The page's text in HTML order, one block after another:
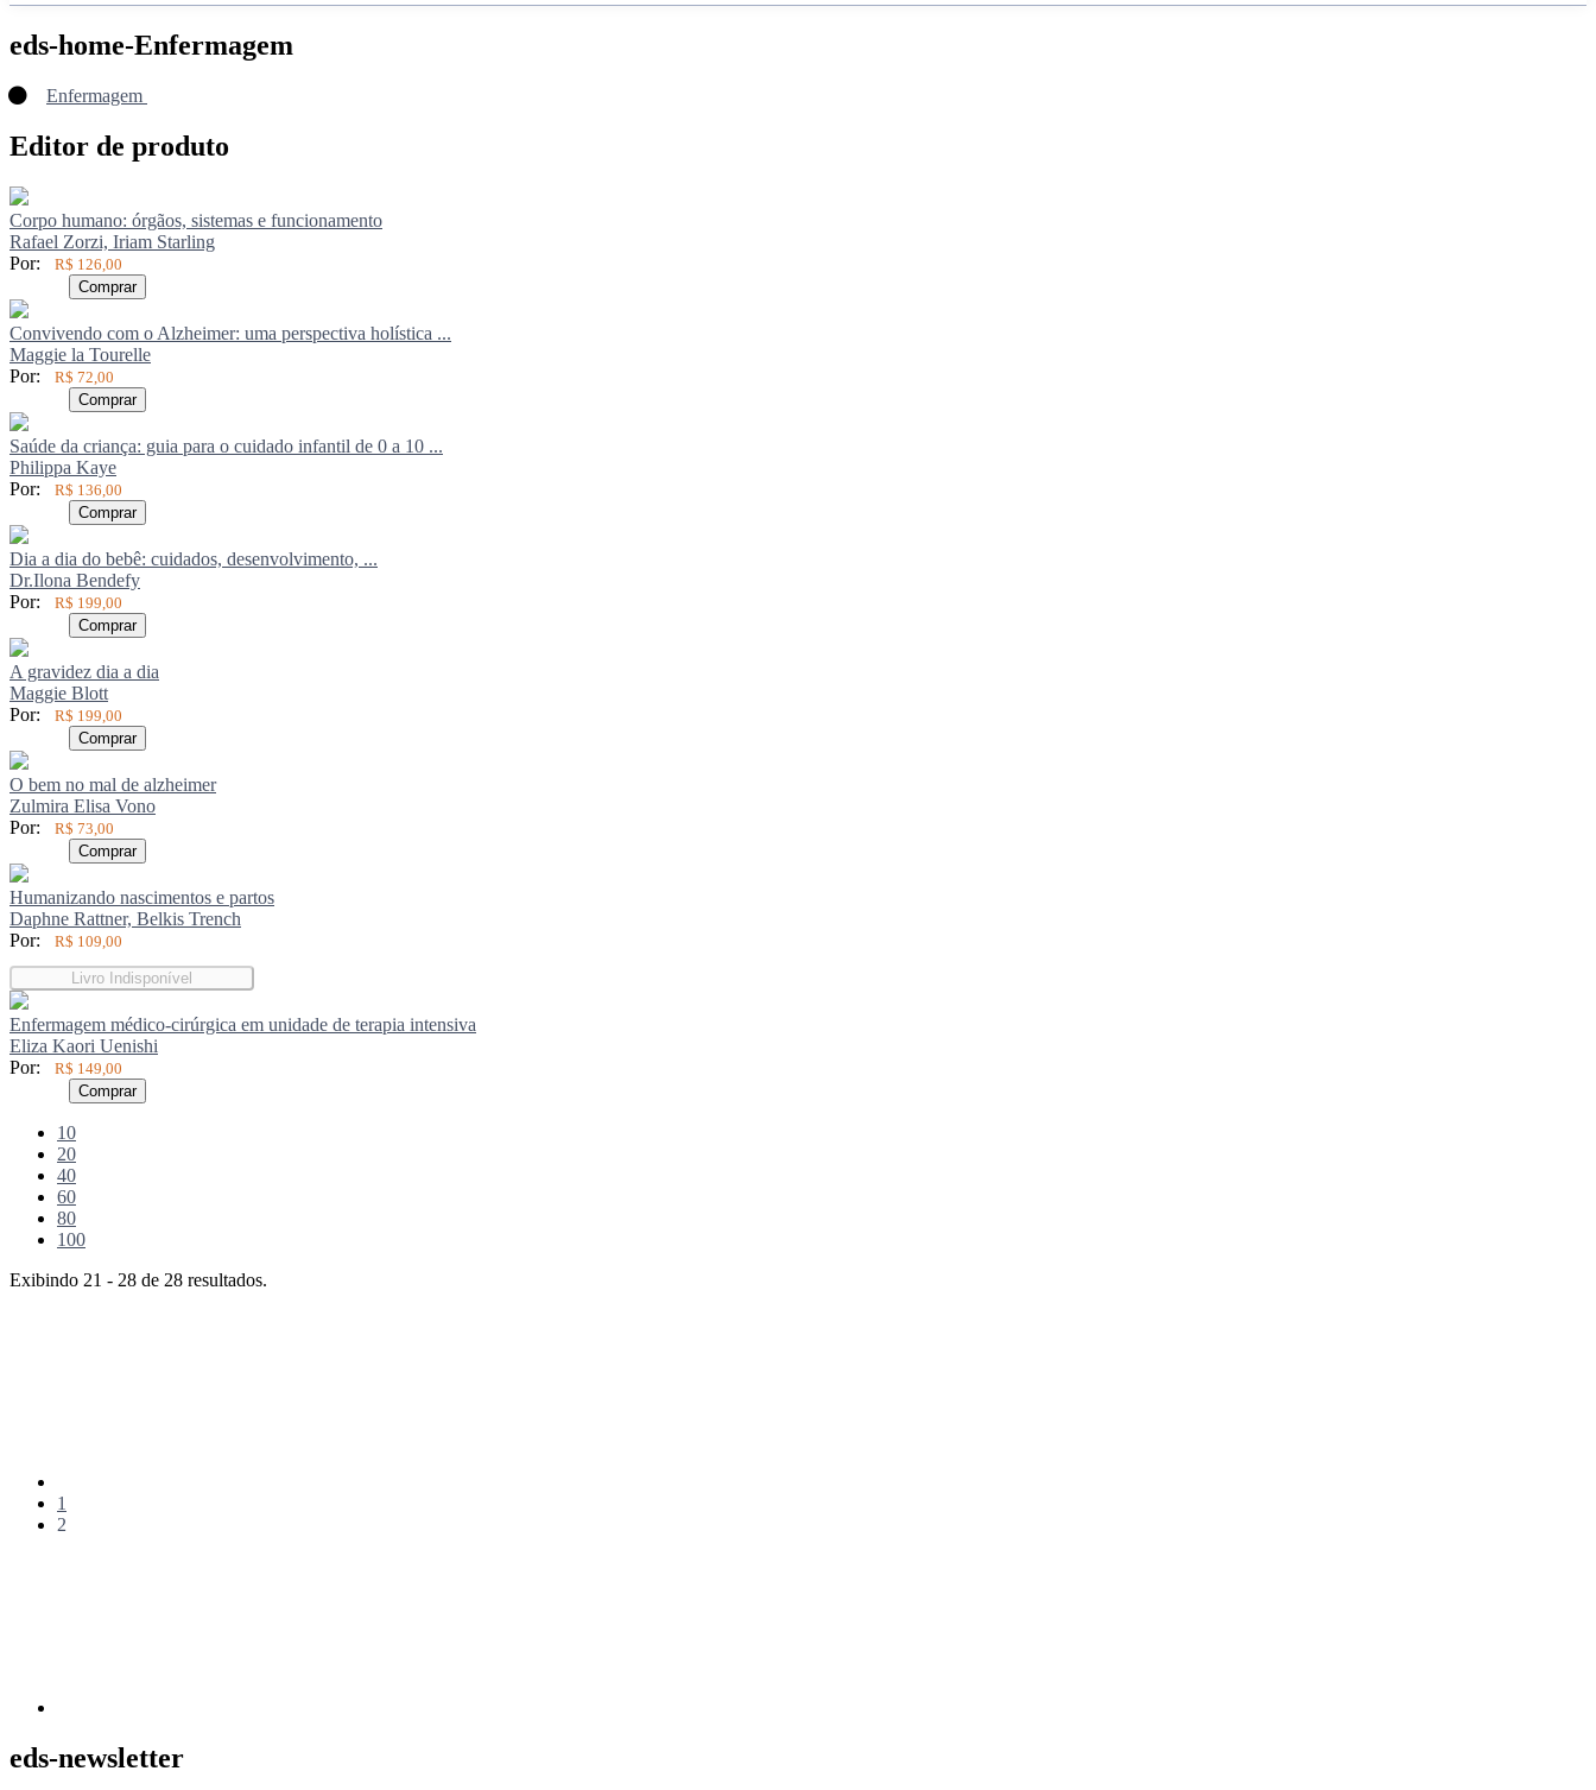
eds-home-Enfermagem
Enfermagem
Editor de produto
Corpo humano: órgãos, sistemas e funcionamento
Rafael Zorzi, Iriam Starling
Por:
R$ 126,00
Comprar
Convivendo com o Alzheimer: uma perspectiva holística ...
Maggie la Tourelle
Por:
R$ 72,00
Comprar
Saúde da criança: guia para o cuidado infantil de 0 a 10 ...
Philippa Kaye
Por:
R$ 136,00
Comprar
Dia a dia do bebê: cuidados, desenvolvimento, ...
Dr.Ilona Bendefy
Por:
R$ 199,00
Comprar
A gravidez dia a dia
Maggie Blott
Por:
R$ 199,00
Comprar
O bem no mal de alzheimer
Zulmira Elisa Vono
Por:
R$ 73,00
Comprar
Humanizando nascimentos e partos
Daphne Rattner, Belkis Trench
Por:
R$ 109,00
Livro Indisponível
Enfermagem médico-cirúrgica em unidade de terapia intensiva
Eliza Kaori Uenishi
Por:
R$ 149,00
Comprar
10Entradas
por
Página
20Entradas
por
Página
40Entradas
por
Página
60Entradas
por
Página
80Entradas
por
100Entradas
Página
Exibindo 21 - 28 de 28 resultados.
Página
1
Página
2
eds-newsletter